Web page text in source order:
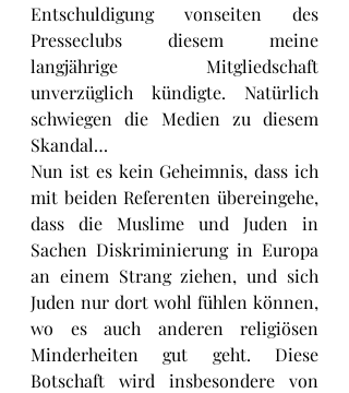
Entschuldigung vonseiten des
Presseclubs diesem meine
langjährige Mitgliedschaft
unverzüglich kündigte. Natürlich
schwiegen die Medien zu diesem
Skandal…
Nun ist es kein Geheimnis, dass ich
mit beiden Referenten übereingehe,
dass die Muslime und Juden in
Sachen Diskriminierung in Europa
an einem Strang ziehen, und sich
Juden nur dort wohl fühlen können,
wo es auch anderen religiösen
Minderheiten gut geht. Diese
Botschaft wird insbesondere von